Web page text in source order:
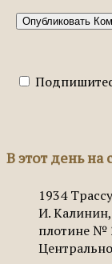
В этот день на
1934
И.
плотине №